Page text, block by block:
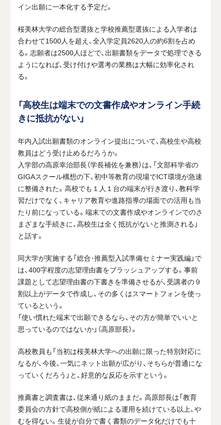
イン出願に一本化する予定だ。
桜美林大学の総合型選抜と学校推薦型選抜による入学者は
合わせて1500人を超え、全入学定員2620人の約6割を占め
る。志願者は2500人ほどで、出願書類をデータで処理できる
ようになれば、受け付けや選考の業務は大幅に効率化され
る。
「高校生は端末での文書作成やオンライン手続
きに抵抗がない」
年内入試出願書類のオンライン提出について、高校生や高校
教員はどう受け止めるだろうか。
入学部の高原幸治部長（学長補佐を兼務）は、「文部科学省の
GIGAスクール構想の下、初中等教育の現場でICT環境が急速
に整備された。高校でも１人１台の端末が行き渡り、教科学
習だけでなく、キャリア教育や進路指導の場面での活用も当
たり前になっている。端末での文書作成やオンラインでのさ
まざまな手続きに、高校生は全く抵抗がないと推測される」
と話す。
同大学が実施する「総合･推薦型入試準備セミナー実践編」で
は、400字程度の志望理由書をブラッシュアップする。事前
課題として志望理由書の下書きを準備させるが、受講者の９
割以上がデータで作成し、その多くはスマートフォンを使っ
ているという。
「使い慣れた端末で出願できるなら、その方が簡単でいいと
思っているのではないか」（高原部長）。
高校教員も「当初は桜美林大学への出願に限った特別対応に
なるが、今後、一気にネット出願が広がり、そちらが普通にな
っていくだろう」と、好意的な反応を示すという。
推薦書と調査書は、従来通り紙のままだ。高原部長は「教育
委員会の方針で高校側が紙による運用を続けている以上、や
むを得ない。生徒が自分で書く書類のデータ化だけでも十